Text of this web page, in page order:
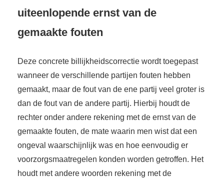
uiteenlopende ernst van de
gemaakte fouten
Deze concrete billijkheidscorrectie wordt toegepast
wanneer de verschillende partijen fouten hebben
gemaakt, maar de fout van de ene partij veel groter is
dan de fout van de andere partij. Hierbij houdt de
rechter onder andere rekening met de ernst van de
gemaakte fouten, de mate waarin men wist dat een
ongeval waarschijnlijk was en hoe eenvoudig er
voorzorgsmaatregelen konden worden getroffen. Het
houdt met andere woorden rekening met de